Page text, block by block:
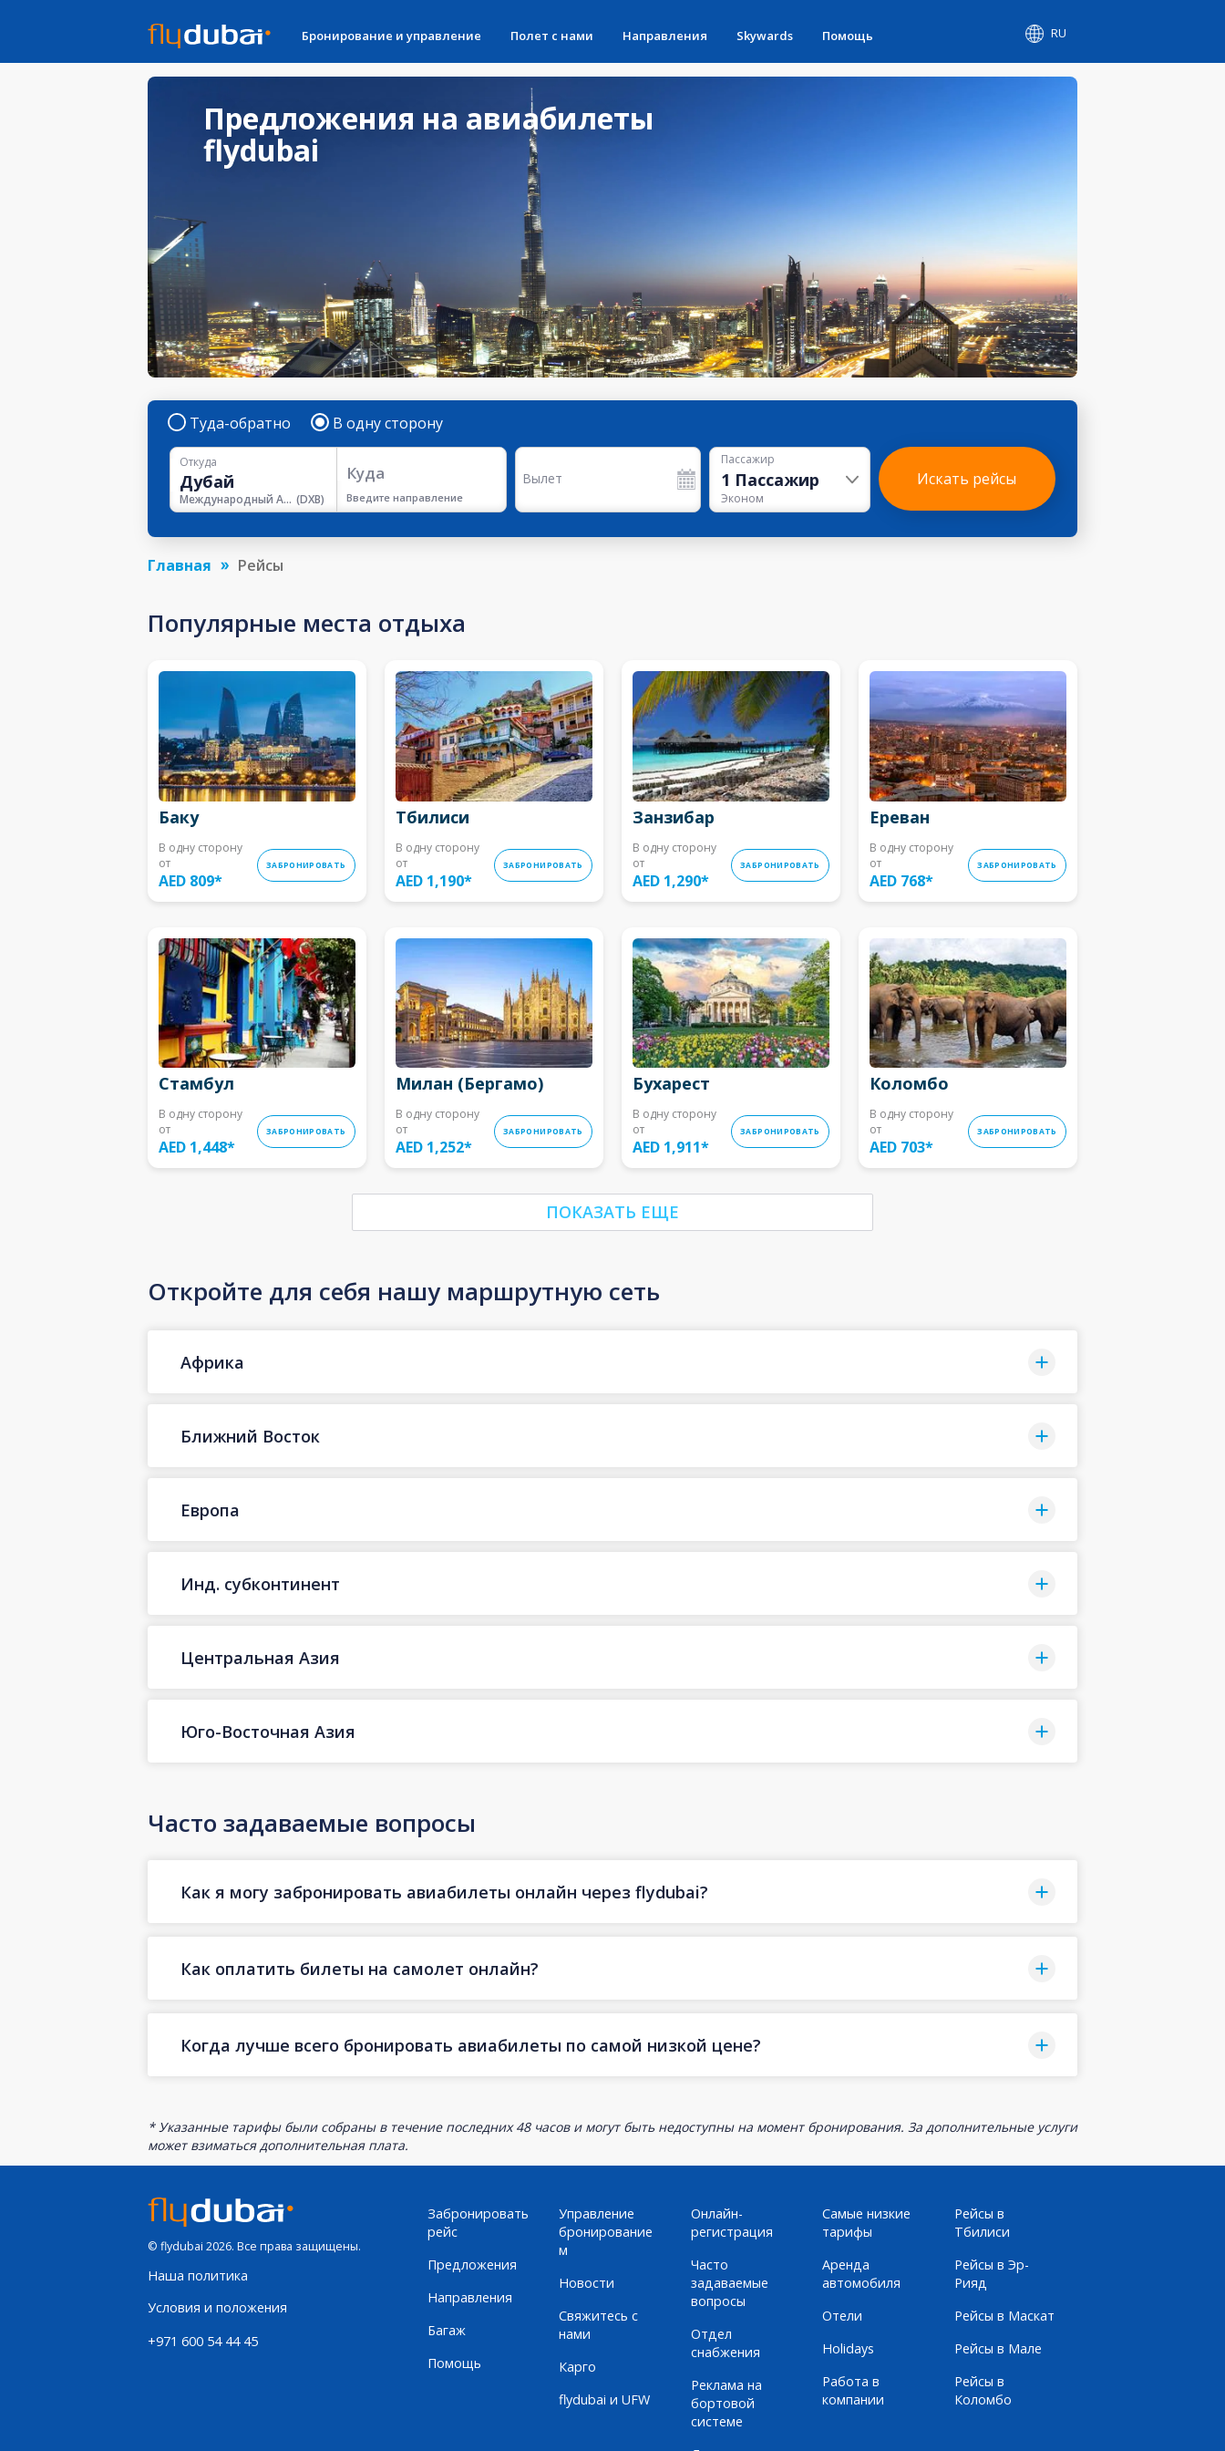
Бронирование и управление Полет с нами Направления Skywards Помощь RU
Предложения на авиабилеты
flydubai
Туда-обратно В одну сторону
Откуда
Международный Аэропорт Дубая (DXB)
Куда
Введите направление
Вылет
Пассажир
1 Пассажир
Эконом
Искать рейсы
Главная Рейсы
Популярные места отдыха
Баку
В одну сторону
от
AED 809*
ЗАБРОНИРОВАТЬ
Тбилиси
В одну сторону
от
AED 1,190*
ЗАБРОНИРОВАТЬ
Занзибар
В одну сторону
от
AED 1,290*
ЗАБРОНИРОВАТЬ
Ереван
В одну сторону
от
AED 768*
ЗАБРОНИРОВАТЬ
Стамбул
В одну сторону
от
AED 1,448*
ЗАБРОНИРОВАТЬ
Милан (Бергамо)
В одну сторону
от
AED 1,252*
ЗАБРОНИРОВАТЬ
Бухарест
В одну сторону
от
AED 1,911*
ЗАБРОНИРОВАТЬ
Коломбо
В одну сторону
от
AED 703*
ЗАБРОНИРОВАТЬ
ПОКАЗАТЬ ЕЩЕ
Откройте для себя нашу маршрутную сеть
Африка
Ближний Восток
Европа
Инд. субконтинент
Центральная Азия
Юго-Восточная Азия
Часто задаваемые вопросы
Как я могу забронировать авиабилеты онлайн через flydubai?
Как оплатить билеты на самолет онлайн?
Когда лучше всего бронировать авиабилеты по самой низкой цене?
* Указанные тарифы были собраны в течение последних 48 часов и могут быть недоступны на момент бронирования. За дополнительные услуги
может взиматься дополнительная плата.
© flydubai 2026. Все права защищены.
Наша политика
Условия и положения
+971 600 54 44 45
Забронировать
рейс
Предложения
Направления
Багаж
Помощь
Управление
бронирование
м
Новости
Свяжитесь с
нами
Карго
flydubai и UFW
Онлайн-
регистрация
Часто
задаваемые
вопросы
Отдел
снабжения
Реклама на
бортовой
системе
Самые низкие
тарифы
Аренда
автомобиля
Отели
Holidays
Работа в
компании
Рейсы в
Тбилиси
Рейсы в Эр-
Рияд
Рейсы в Маскат
Рейсы в Мале
Рейсы в
Коломбо